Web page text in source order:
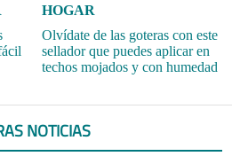
HOGAR
Olvídate de las goteras con este
sellador que puedes aplicar en
techos mojados y con humedad
NOTICIAS